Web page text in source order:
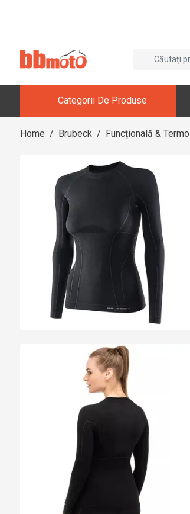
Categorii De Produse
Home / Brubeck / Funcțională & Termo